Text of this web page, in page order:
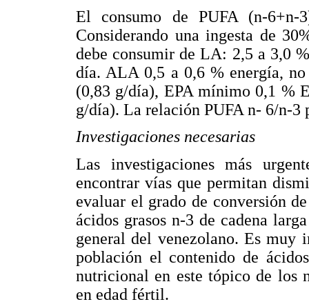
El consumo de PUFA (n-
Considerando una ingesta de
debe consumir de LA: 2,5 a 3,0
día. ALA 0,5 a 0,6 % energía,
(0,83 g/día), EPA mínimo 0,1 %
g/día). La relación PUFA n- 6/n-3
Investigaciones necesarias
Las investigaciones más
encontrar vías que permitan
evaluar el grado de conversión
ácidos grasos n-3 de cadena
general del venezolano. Es muy
población el contenido de
nutricional en este tópico de los
en edad fértil.